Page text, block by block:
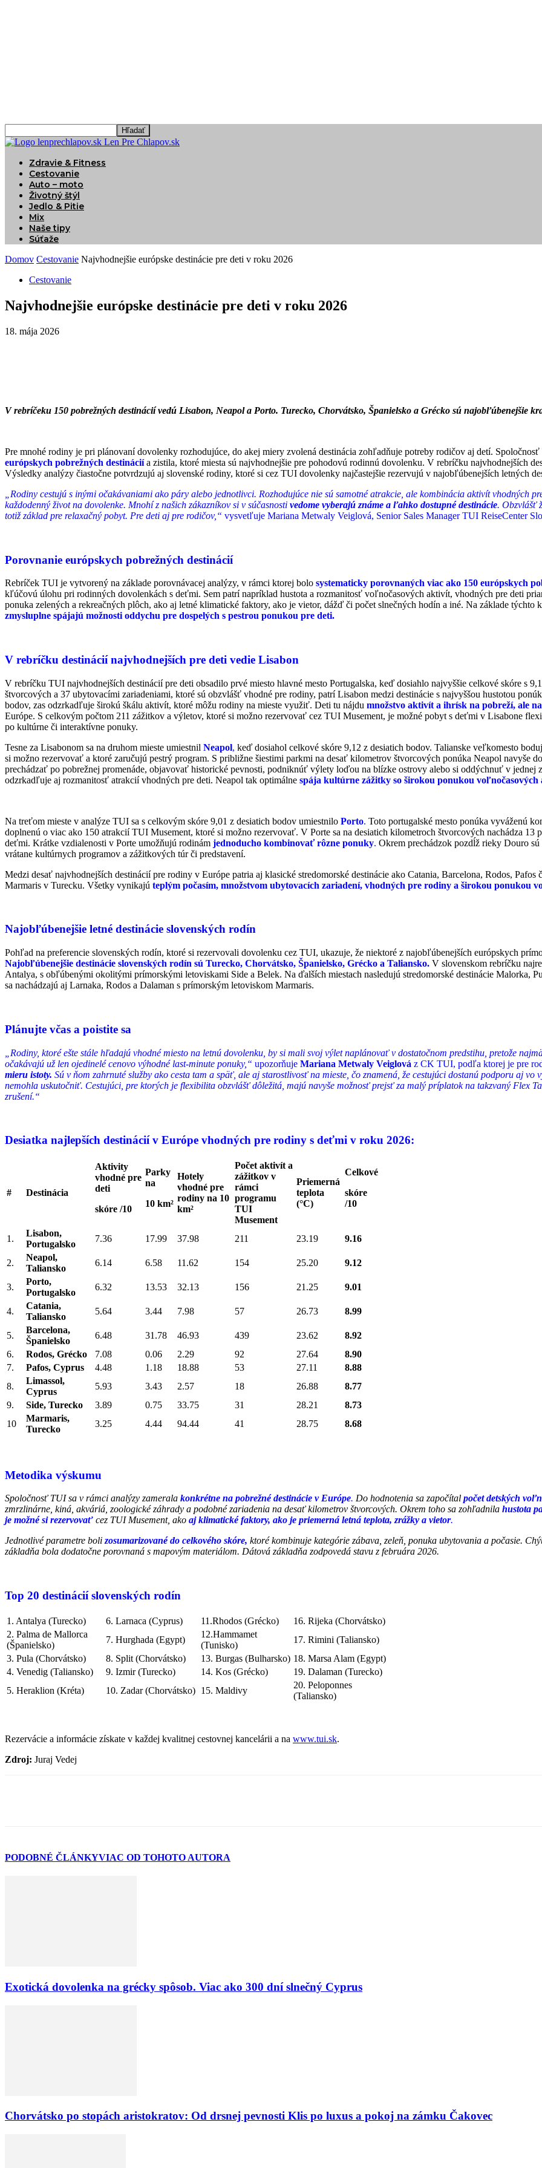
Len Pre Chlapov.sk
Zdravie & Fitness
Cestovanie
Auto – moto
Životný štýl
Jedlo & Pitie
Mix
Naše tipy
Súťaže
Domov Cestovanie Najvhodnejšie európske destinácie pre deti v roku 2026
Cestovanie
Najvhodnejšie európske destinácie pre deti v roku 2026
18. mája 2026
V rebríčeku 150 pobrežných destinácií vedú Lisabon, Neapol a Porto. Turecko, Chorvátsko, Španielsko a Grécko sú najobľúbenejšie
Pre mnohé rodiny je pri plánovaní dovolenky rozhodujúce, do akej miery zvolená destinácia zohľadňuje potreby rodičov aj detí.
európskych pobrežných destinácií a zistila, ktoré miesta sú najvhodnejšie pre pohodovú rodinnú dovolenku. V rebríčku najvhodnejších
Výsledky analýzy čiastočne potvrdzujú aj slovenské rodiny, ktoré si cez TUI dovolenky najčastejšie rezervujú v najobľúbenejších letných
„Rodiny cestujú s inými očakávaniami ako páry alebo jednotlivci. Rozhodujúce nie sú samotné atrakcie, ale kombinácia aktivít vhodných
každodenný život na dovolenke. Mnohí z našich zákazníkov si v súčasnosti vedome vyberajú známe a ľahko dostupné destinácie. Obzvlášť
totiž základ pre relaxačný pobyt. Pre deti aj pre rodičov,“ vysvetľuje Mariana Metwaly Veiglová, Senior Sales Manager TUI ReiseCenter
Porovnanie európskych pobrežných destinácií
Rebríček TUI je vytvorený na základe porovnávacej analýzy, v rámci ktorej bolo systematicky porovnaných viac ako 150 európskych
kľúčovú úlohu pri rodinných dovolenkách s deťmi. Sem patrí napríklad hustota a rozmanitosť voľnočasových aktivít, vhodných pre deti
ponuka zelených a rekreačných plôch, ako aj letné klimatické faktory, ako je vietor, dážď či počet slnečných hodín a iné. Na základe týchto
zmysluplne spájajú možnosti oddychu pre dospelých s pestrou ponukou pre deti.
V rebríčku destinácií najvhodnejších pre deti vedie Lisabon
V rebríčku TUI najvhodnejších destinácií pre deti obsadilo prvé miesto hlavné mesto Portugalska, keď dosiahlo najvyššie celkové skóre s
štvorcových a 37 ubytovacími zariadeniami, ktoré sú obzvlášť vhodné pre rodiny, patrí Lisabon medzi destinácie s najvyššou hustotou
bodov, zas odzrkadľuje širokú škálu aktivít, ktoré môžu rodiny na mieste využiť. Deti tu nájdu množstvo aktivít a ihrísk na pobreží, ale
Európe. S celkovým počtom 211 zážitkov a výletov, ktoré si možno rezervovať cez TUI Musement, je možné pobyt s deťmi v Lisabone
po kultúrne či interaktívne ponuky.
Tesne za Lisabonom sa na druhom mieste umiestnil Neapol, keď dosiahol celkové skóre 9,12 z desiatich bodov. Talianske veľkomesto
si možno rezervovať a ktoré zaručujú pestrý program. S približne šiestimi parkmi na desať kilometrov štvorcových ponúka Neapol navyše
prechádzať po pobrežnej promenáde, objavovať historické pevnosti, podniknúť výlety loďou na blízke ostrovy alebo si oddýchnuť v jednej
odzrkadľuje aj rozmanitosť atrakcií vhodných pre deti. Neapol tak optimálne spája kultúrne zážitky so širokou ponukou
Na treťom mieste v analýze TUI sa s celkovým skóre 9,01 z desiatich bodov umiestnilo Porto. Toto portugalské mesto ponúka vyváženú
doplnenú o viac ako 150 atrakcií TUI Musement, ktoré si možno rezervovať. V Porte sa na desiatich kilometroch štvorcových nachádza 13
deťmi. Krátke vzdialenosti v Porte umožňujú rodinám jednoducho kombinovať rôzne ponuky. Okrem prechádzok pozdĺž rieky Douro
vrátane kultúrnych programov a zážitkových túr či predstavení.
Medzi desať najvhodnejších destinácií pre rodiny v Európe patria aj klasické stredomorské destinácie ako Catania, Barcelona, Rodos,
Marmaris v Turecku. Všetky vynikajú teplým počasím, množstvom ubytovacích zariadení, vhodných pre rodiny a širokou ponukou
Najobľúbenejšie letné destinácie slovenských rodín
Pohľad na preferencie slovenských rodín, ktoré si rezervovali dovolenku cez TUI, ukazuje, že niektoré z najobľúbenejších európskych
Najobľúbenejšie destinácie slovenských rodín sú Turecko, Chorvátsko, Španielsko, Grécko a Taliansko. V slovenskom rebríčku
Antalya, s obľúbenými okolitými prímorskými letoviskami Side a Belek. Na ďalších miestach nasledujú stredomorské destinácie Malorka,
sa nachádzajú aj Larnaka, Rodos a Dalaman s prímorským letoviskom Marmaris.
Plánujte včas a poistite sa
„Rodiny, ktoré ešte stále hľadajú vhodné miesto na letnú dovolenku, by si mali svoj výlet naplánovať v dostatočnom predstihu, pretože
očakávajú už len ojedinelé cenovo výhodné last-minute ponuky,“ upozorňuje Mariana Metwaly Veiglová z CK TUI, podľa ktorej je pre
mieru istoty. Sú v ňom zahrnuté služby ako cesta tam a späť, ale aj starostlivosť na mieste, čo znamená, že cestujúci dostanú podporu aj
nemohla uskutočniť. Cestujúci, pre ktorých je flexibilita obzvlášť dôležitá, majú navyše možnosť prejsť za malý príplatok na takzvaný Flex
zrušení.“
Desiatka najlepších destinácií v Európe vhodných pre rodiny s deťmi v roku 2026:
# Destinácia
Aktivity
vhodné pre
deti
skóre /10
Parky
na
10 km²
Hotely
vhodné pre
rodiny na 10
km²
Počet aktivít a
zážitkov v
rámci
programu
TUI
Musement
Priemerná
teplota
(°C)
Celkové
skóre
/10
1.
Lisabon,
Portugalsko
7.36 17.99 37.98 211 23.19 9.16
2.
Neapol,
Taliansko
6.14 6.58 11.62 154 25.20 9.12
3.
Porto,
Portugalsko
6.32 13.53 32.13 156 21.25 9.01
4.
Catania,
Taliansko
5.64 3.44 7.98 57 26.73 8.99
5.
Barcelona,
Španielsko
6.48 31.78 46.93 439 23.62
8.92
6.
Rodos, Grécko 7.08 0.06 2.29 92 27.64
8.90
7.
Pafos, Cyprus 4.48 1.18 18.88 53 27.11
8.88
8.
Limassol,
Cyprus
5.93 3.43 2.57 18 26.88
8.77
9.
Side, Turecko 3.89 0.75 33.75 31 28.21
8.73
10
Marmaris,
Turecko
3.25 4.44 94.44 41 28.75 8.68
Metodika výskumu
Spoločnosť TUI sa v rámci analýzy zamerala konkrétne na pobrežné destinácie v Európe. Do hodnotenia sa započítal počet detských
zmrzlinárne, kiná, akváriá, zoologické záhrady a podobné zariadenia na desať kilometrov štvorcových. Okrem toho sa zohľadnila hustota
je možné si rezervovať cez TUI Musement, ako aj klimatické faktory, ako je priemerná letná teplota, zrážky a vietor.
Jednotlivé parametre bolizosumarizované do celkového skóre, ktoré kombinuje kategórie zábava, zeleň, ponuka ubytovania a počasie.
základňa bola dodatočne porovnaná s mapovým materiálom. Dátová základňa zodpovedá stavu z februára 2026.
Top 20 destinácií slovenských rodín
1. Antalya (Turecko) 6. Larnaca (Cyprus) 11.Rhodos (Grécko)
16. Rijeka (Chorvátsko)
2. Palma de Mallorca
(Španielsko)
7. Hurghada (Egypt)
12.Hammamet
(Tunisko)
17. Rimini (Taliansko)
3. Pula (Chorvátsko)
8. Split (Chorvátsko) 13. Burgas (Bulharsko) 18. Marsa Alam (Egypt)
4. Venedig (Taliansko)
9. Izmir (Turecko) 14. Kos (Grécko)
19. Dalaman (Turecko)
5. Heraklion (Kréta)
10. Zadar (Chorvátsko) 15. Maldivy
20. Peloponnes
(Taliansko)
Rezervácie a informácie získate v každej kvalitnej cestovnej kancelárii a na www.tui.sk.
Zdroj: Juraj Vedej
PODOBNÉ ČLÁNKYVIAC OD TOHOTO AUTORA
Exotická dovolenka na grécky spôsob. Viac ako 300 dní slnečný Cyprus
Chorvátsko po stopách aristokratov: Od drsnej pevnosti Klis po luxus a pokoj na zámku Čakovec